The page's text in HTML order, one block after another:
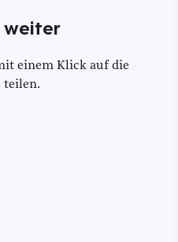
weiter
einem Klick auf die
teilen.